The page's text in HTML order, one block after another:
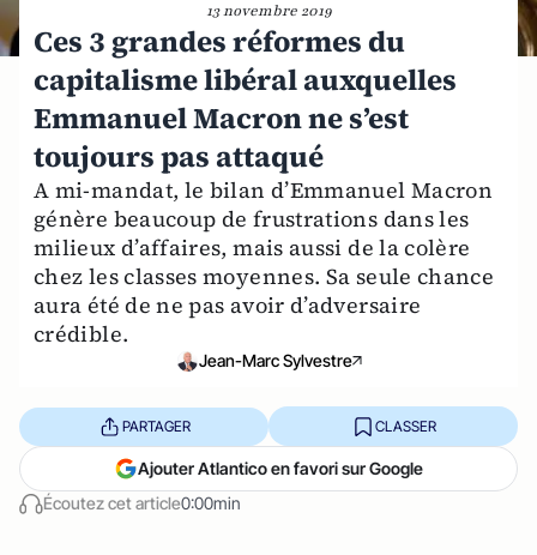
13 novembre 2019
Ces 3 grandes réformes du
capitalisme libéral auxquelles
Emmanuel Macron ne s’est
toujours pas attaqué
A mi-mandat, le bilan d’Emmanuel Macron
génère beaucoup de frustrations dans les
milieux d’affaires, mais aussi de la colère
chez les classes moyennes. Sa seule chance
aura été de ne pas avoir d’adversaire
crédible.
Jean-Marc Sylvestre
Écoutez cet article0:00min
PARTAGER CLASSER
Ajouter Atlantico en favori sur Google